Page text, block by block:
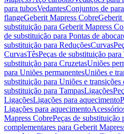
para tubosVedantesConjuntos de
flangeGeberit Mapress CobreGeberit
substituição para Geberit Mapress
de substituição para Pontas de
substituição para ReduçõesCurvas
CurvasTêsPeças de substituição para
substituição para CruzetasUniões
para Uniões permanentesUniões e
substituição para Uniões e transições
substituição para TampasLigações
LigaçõesLigações para aquecimento
Ligações para aquecimento
Mapress CobrePeças de substituição
complementares para Geberit